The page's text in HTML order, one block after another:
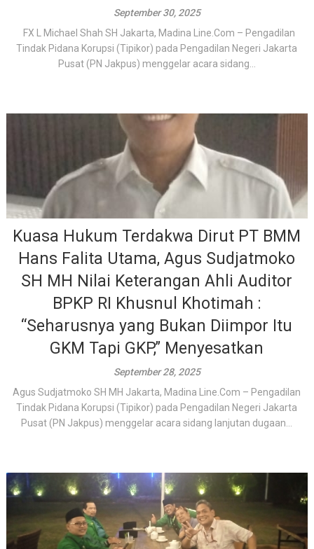
September 30, 2025
FX L Michael Shah SH Jakarta, Madina Line.Com – Pengadilan
Tindak Pidana Korupsi (Tipikor) pada Pengadilan Negeri Jakarta
Pusat (PN Jakpus) menggelar acara sidang...
Kuasa Hukum Terdakwa Dirut PT BMM
Hans Falita Utama, Agus Sudjatmoko
SH MH Nilai Keterangan Ahli Auditor
BPKP RI Khusnul Khotimah :
“Seharusnya yang Bukan Diimpor Itu
GKM Tapi GKP,” Menyesatkan
September 28, 2025
Agus Sudjatmoko SH MH Jakarta, Madina Line.Com – Pengadilan
Tindak Pidana Korupsi (Tipikor) pada Pengadilan Negeri Jakarta
Pusat (PN Jakpus) menggelar acara sidang lanjutan dugaan...